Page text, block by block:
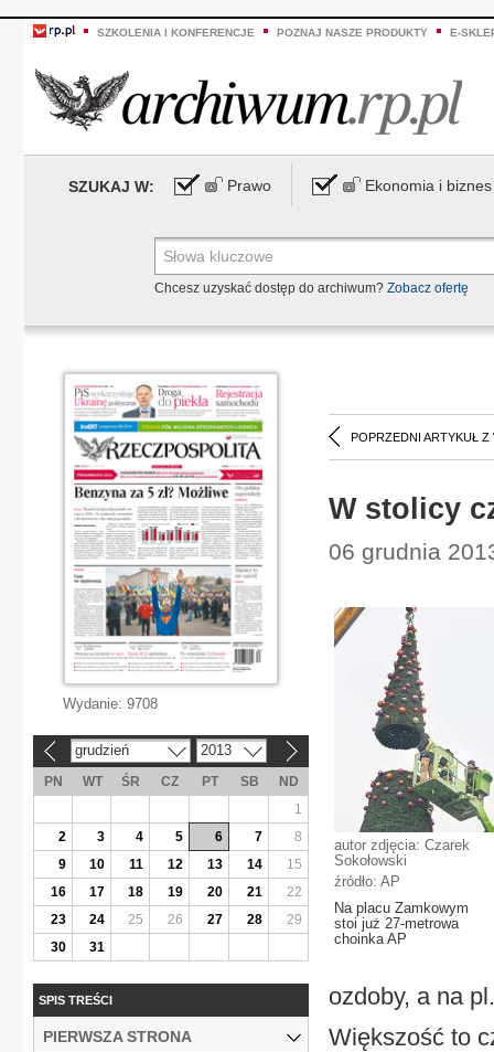
SZKOLENIA I KONFERENCJE POZNAJ NASZE PRODUKTY E-
SZUKAJ W: Prawo Ekonomia i biznes
Chcesz uzyskać dostęp do archiwum? Zobacz ofertę
POPRZEDNI ARTYKUŁ Z
W stolicy
06 grudnia
autor zdjęcia: Czarek
Sokołowski
źródło: AP
Na placu Zamkowym
stoi już 27-metrowa
choinka AP
ozdoby, a na
Większość to
Wydanie: 9708
grudzień 2013
PN WT ŚR CZ PT SB
ND
1
2
3 4 5 6 7
8
9
10 11 12 13 14
15
16
17 18 19 20 21
22
23
24 25 26 27 28
29
30
31
SPIS TREŚCI
PIERWSZA STRONA